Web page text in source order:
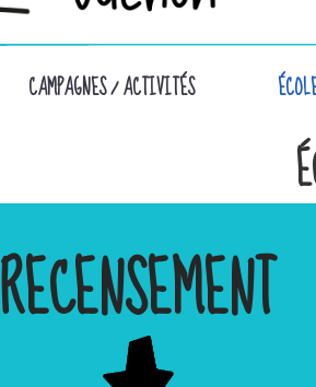
CAMPAGNES / ACTIVITÉS
RECENSEMENT